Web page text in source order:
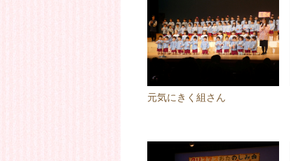
元気にきく組さん